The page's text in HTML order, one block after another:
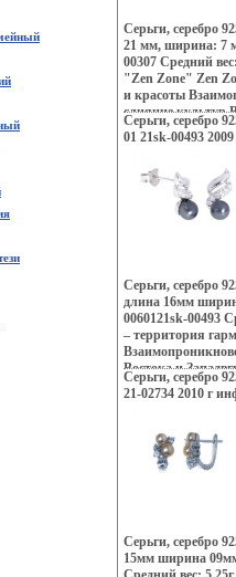
украшений, как
Украшения Zen
избранных –
создавать свой
приобретая при
уверенность в
Серьги, серебро
21 мм, ширина: 7
00307 Средний
"Zen Zone" Zen
и красоты
слияние культур
сочетание
Настроения
индийских
рифов и
динамика моды
украшений, как
Украшения Zen
избранных –
создавать свой
приобретая при
уверенность в
Серьги, серебро
01 21sk-00493
Серьги, серебро
длина 16мм
0060121sk-00493
– территория
Востока и
контрастов и
Настроения
индийских
рифов и
динамика моды и
украшений, как
Украшения Zen
избранных –
Серьги, серебро
21-02734 2010 г
Серьги, серебро
15мм ширина